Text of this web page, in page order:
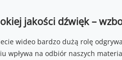
jakości dźwięk –
wideo bardzo dużą rolę
wpływa na odbiór naszych